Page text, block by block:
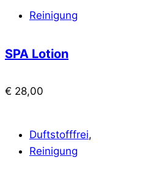
Reinigung
SPA Lotion
€ 28,00
Duftstofffrei,
Reinigung